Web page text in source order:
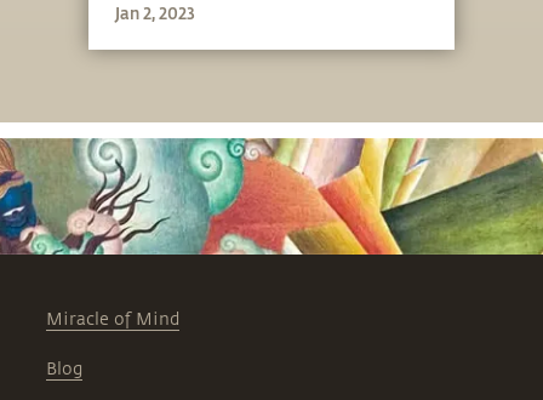
Jan 2, 2023
Miracle of Mind
Blog